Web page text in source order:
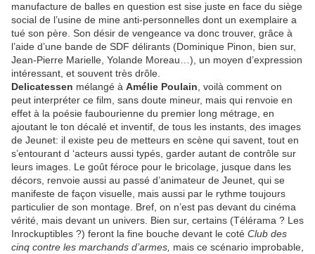
manufacture de balles en question est sise juste en face du siège
social de l’usine de mine anti-personnelles dont un exemplaire a
tué son père. Son désir de vengeance va donc trouver, grâce à
l’aide d’une bande de SDF délirants (Dominique Pinon, bien sur,
Jean-Pierre Marielle, Yolande Moreau…), un moyen d’expression
intéressant, et souvent très drôle.
Delicatessen mélangé à Amélie Poulain , voilà comment on
peut interpréter ce film, sans doute mineur, mais qui renvoie en
effet à la poésie faubourienne du premier long métrage, en
ajoutant le ton décalé et inventif, de tous les instants, des images
de Jeunet: il existe peu de metteurs en scène qui savent, tout en
s’entourant d ‘acteurs aussi typés, garder autant de contrôle sur
leurs images. Le goût féroce pour le bricolage, jusque dans les
décors, renvoie aussi au passé d’animateur de Jeunet, qui se
manifeste de façon visuelle, mais aussi par le rythme toujours
particulier de son montage. Bref, on n’est pas devant du cinéma
vérité, mais devant un univers. Bien sur, certains (Télérama ? Les
Inrockuptibles ?) feront la fine bouche devant le coté Club des
cinq contre les marchands d’armes, mais ce scénario improbable,